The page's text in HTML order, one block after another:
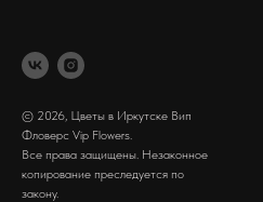
© 2026, Цветы в Иркутске Вип
Фловерс Vip Flowers.
Все права защищены. Незаконное
копирование преследуется по
закону.